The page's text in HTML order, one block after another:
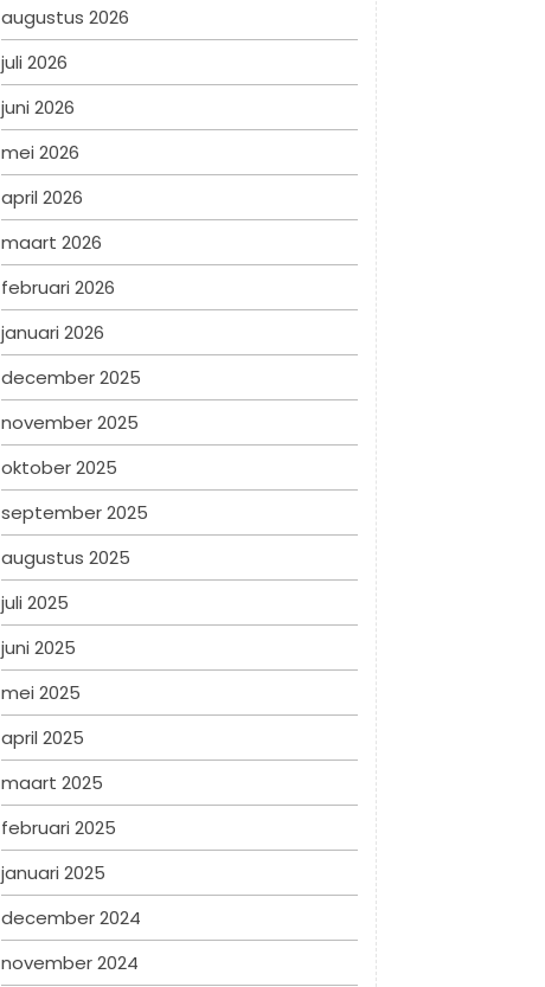
augustus 2026
juli 2026
juni 2026
mei 2026
april 2026
maart 2026
februari 2026
januari 2026
december 2025
november 2025
oktober 2025
september 2025
augustus 2025
juli 2025
juni 2025
mei 2025
april 2025
maart 2025
februari 2025
januari 2025
december 2024
november 2024